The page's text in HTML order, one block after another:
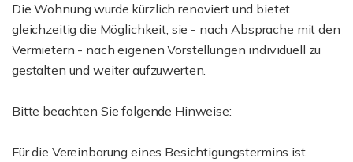
Die Wohnung wurde kürzlich renoviert und bietet
gleichzeitig die Möglichkeit, sie - nach Absprache mit den
Vermietern - nach eigenen Vorstellungen individuell zu
gestalten und weiter aufzuwerten.
Bitte beachten Sie folgende Hinweise:
Für die Vereinbarung eines Besichtigungstermins ist